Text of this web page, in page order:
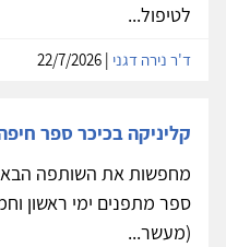
לטיפול...
ד'ר נירה דגני
קליניקה בכיכר ספר
מחפשות את השותפה
ספר מתפנים ימי ראשון
(מעשר...